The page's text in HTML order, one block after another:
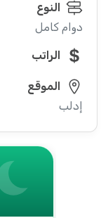
النوع
دوام كامل
الراتب
الموقع
إدلب